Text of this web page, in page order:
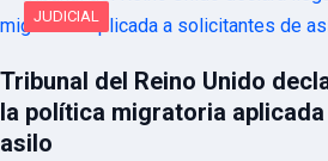
JUDICIAL
Tribunal del Reino Unido
la política migratoria
asilo